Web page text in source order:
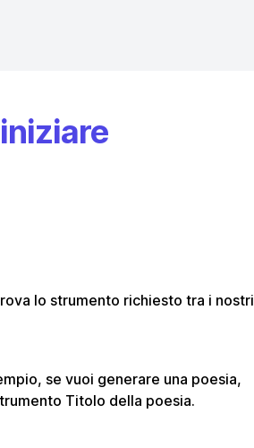
lo strumento richiesto tra i nostri
se vuoi generare una poesia,
Titolo della poesia.